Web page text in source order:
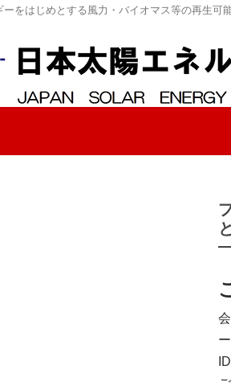
ーをはじめとする風力・バイオマス等の再生
スキップ